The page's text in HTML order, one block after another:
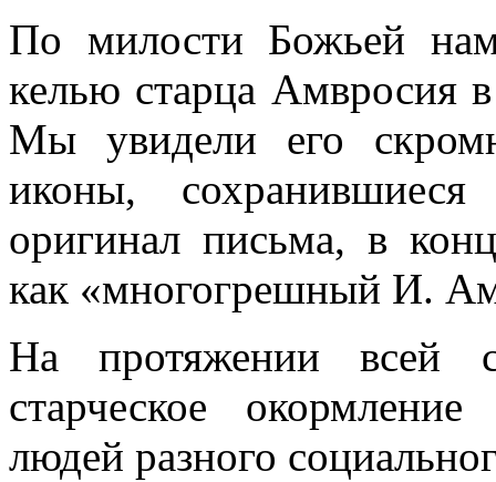
По милости Божьей нам
келью старца Амвросия
Мы увидели его
иконы,
оригинал письма, в
как «многогрешный И.
На протяжении всей
старческое
людей разного